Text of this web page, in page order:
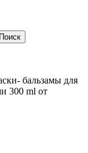
Поиск
бальзамы для
300 ml от